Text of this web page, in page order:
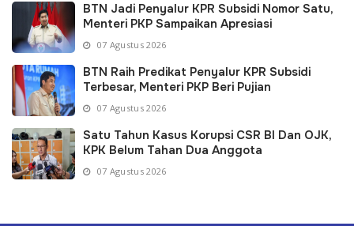
BTN Jadi Penyalur KPR Subsidi Nomor Satu,
Menteri PKP Sampaikan Apresiasi
07 Agustus 2026
BTN Raih Predikat Penyalur KPR Subsidi
Terbesar, Menteri PKP Beri Pujian
07 Agustus 2026
Satu Tahun Kasus Korupsi CSR BI Dan OJK,
KPK Belum Tahan Dua Anggota
07 Agustus 2026